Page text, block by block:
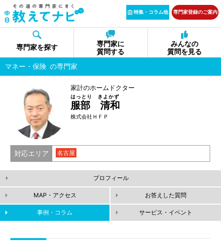
特集・コラム他 専門家登録のご案内
専門家を探す
専門家に
質問する
みんなの
質問を見る
マネー・保険 の専門家
家計のホームドクター
服部 清和
はっとり きよかず
株式会社ＨＦＰ
対応エリア 名古屋
プロフィール
MAP・アクセス お答えした質問
事例・コラム サービス・イベント